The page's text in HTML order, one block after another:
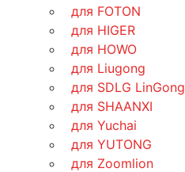
для FOTON
для HIGER
для HOWO
для Liugong
для SDLG LinGong
для SHAANXI
для Yuchai
для YUTONG
для Zoomlion